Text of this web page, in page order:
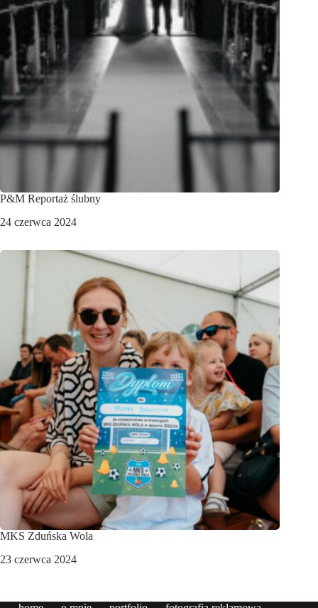
P&M Reportaż ślubny
24 czerwca 2024
MKS Zduńska Wola
23 czerwca 2024